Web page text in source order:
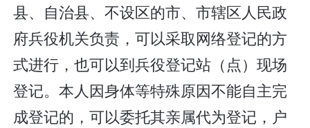
县、自治县、不设区的市、市辖区人民政
府兵役机关负责，可以采取网络登记的方
式进行，也可以到兵役登记站（点）现场
登记。本人因身体等特殊原因不能自主完
成登记的，可以委托其亲属代为登记，户